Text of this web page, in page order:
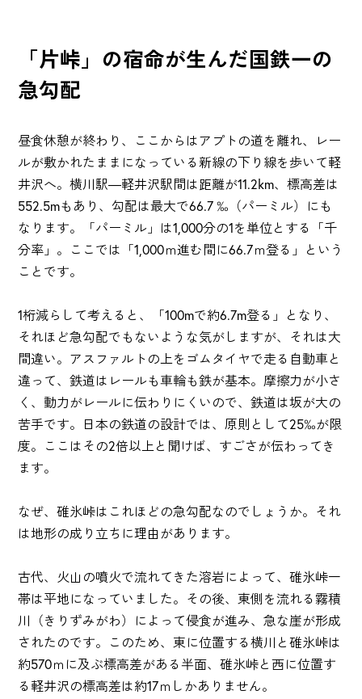
「片峠」の宿命が生んだ国鉄一の
急勾配
昼食休憩が終わり、ここからはアプトの道を離れ、レー
ルが敷かれたままになっている新線の下り線を歩いて軽
井沢へ。横川駅―軽井沢駅間は距離が11.2km、標高差は
552.5mもあり、勾配は最大で66.7 ‰（パーミル）にも
なります。「パーミル」は1,000分の1を単位とする「千
分率」。ここでは「1,000ｍ進む間に66.7ｍ登る」という
ことです。
1桁減らして考えると、「100mで約6.7m登る」となり、
それほど急勾配でもないような気がしますが、それは大
間違い。アスファルトの上をゴムタイヤで走る自動車と
違って、鉄道はレールも車輪も鉄が基本。摩擦力が小さ
く、動力がレールに伝わりにくいので、鉄道は坂が大の
苦手です。日本の鉄道の設計では、原則として25‰が限
度。ここはその2倍以上と聞けば、すごさが伝わってき
ます。
なぜ、碓氷峠はこれほどの急勾配なのでしょうか。それ
は地形の成り立ちに理由があります。
古代、火山の噴火で流れてきた溶岩によって、碓氷峠一
帯は平地になっていました。その後、東側を流れる霧積
川（きりずみがわ）によって侵食が進み、急な崖が形成
されたのです。このため、東に位置する横川と碓氷峠は
約570ｍに及ぶ標高差がある半面、碓氷峠と西に位置す
る軽井沢の標高差は約17ｍしかありません。